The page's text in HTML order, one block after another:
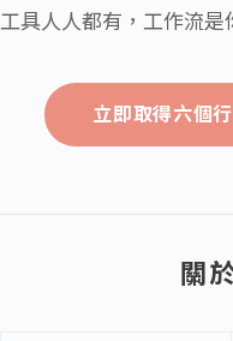
工具人人都有，工作流是
立即取得六個
關